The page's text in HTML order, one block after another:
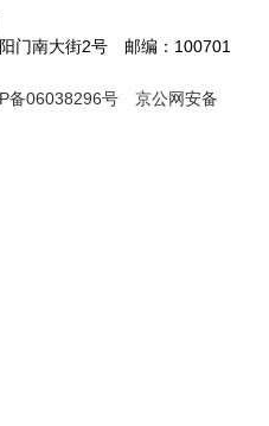
门南大街2号 邮编：100701
备06038296号
京公网安备